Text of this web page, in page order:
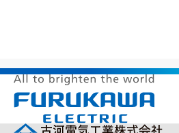
HOME > サステナビリティ > 環境調和製品
ジュール搭載リレーボックス（古河AS株式会社）